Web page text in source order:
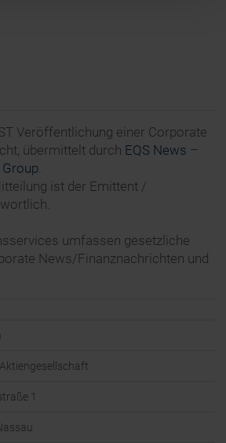
Veröffentlichung einer Corporate
übermittelt durch EQS News –
Group.
ist der Emittent /
umfassen gesetzliche
News/Finanznachrichten und
1